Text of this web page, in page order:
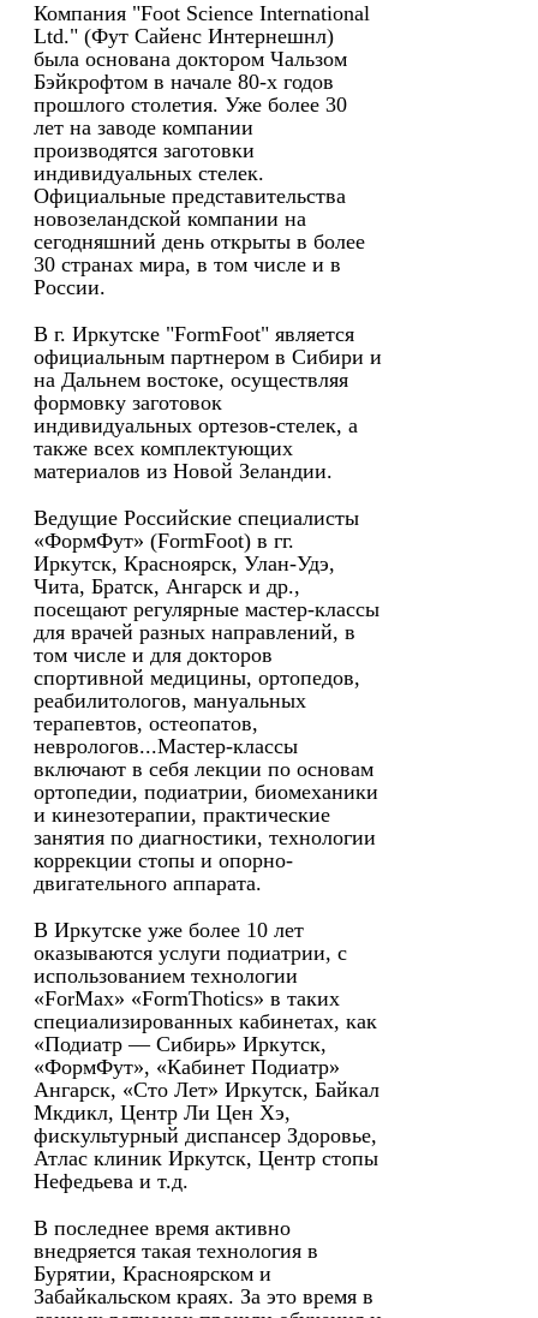
Компания "Foot Science International
Ltd." (Фут Сайенс Интернешнл)
была основана доктором Чальзом
Бэйкрофтом в начале 80-х годов
прошлого столетия. Уже более 30
лет на заводе компании
производятся заготовки
индивидуальных стелек.
Официальные представительства
новозеландской компании на
сегодняшний день открыты в более
30 странах мира, в том числе и в
России.
В г. Иркутске "FormFoot" является
официальным партнером в Сибири и
на Дальнем востоке, осуществляя
формовку заготовок
индивидуальных ортезов-стелек, а
также всех комплектующих
материалов из Новой Зеландии.
Ведущие Российские специалисты
«ФормФут» (FormFoot) в гг.
Иркутск, Красноярск, Улан-Удэ,
Чита, Братск, Ангарск и др.,
посещают регулярные мастер-классы
для врачей разных направлений, в
том числе и для докторов
спортивной медицины, ортопедов,
реабилитологов, мануальных
терапевтов, остеопатов,
неврологов...Мастер-классы
включают в себя лекции по основам
ортопедии, подиатрии, биомеханики
и кинезотерапии, практические
занятия по диагностики, технологии
коррекции стопы и опорно-
двигательного аппарата.
В Иркутске уже более 10 лет
оказываются услуги подиатрии, с
использованием технологии
«ForMax» «FormThotics» в таких
специализированных кабинетах, как
«Подиатр — Сибирь» Иркутск,
«ФормФут», «Кабинет Подиатр»
Ангарск, «Сто Лет» Иркутск, Байкал
Мкдикл, Центр Ли Цен Хэ,
фискультурный диспансер Здоровье,
Атлас клиник Иркутск, Центр стопы
Нефедьева и т.д.
В последнее время активно
внедряется такая технология в
Бурятии, Красноярском и
Забайкальском краях. За это время в